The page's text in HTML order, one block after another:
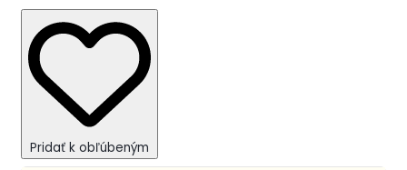
Pridať k obľúbeným